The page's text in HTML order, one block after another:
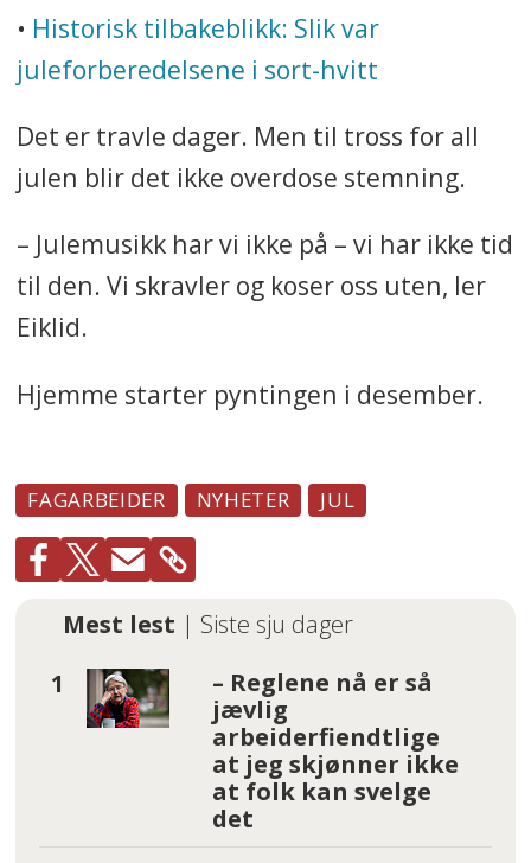
• Historisk tilbakeblikk: Slik var
juleforberedelsene i sort-hvitt
Det er travle dager. Men til tross for all
julen blir det ikke overdose stemning.
– Julemusikk har vi ikke på – vi har ikke tid
til den. Vi skravler og koser oss uten, ler
Eiklid.
Hjemme starter pyntingen i desember.
FAGARBEIDER NYHETER JUL
Mest lest | Siste sju dager
– Reglene nå er så
jævlig
arbeiderfiendtlige
at jeg skjønner ikke
at folk kan svelge
det